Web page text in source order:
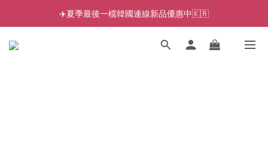
✈️夏季最後一檔韓國連線新品優惠中🇰🇷